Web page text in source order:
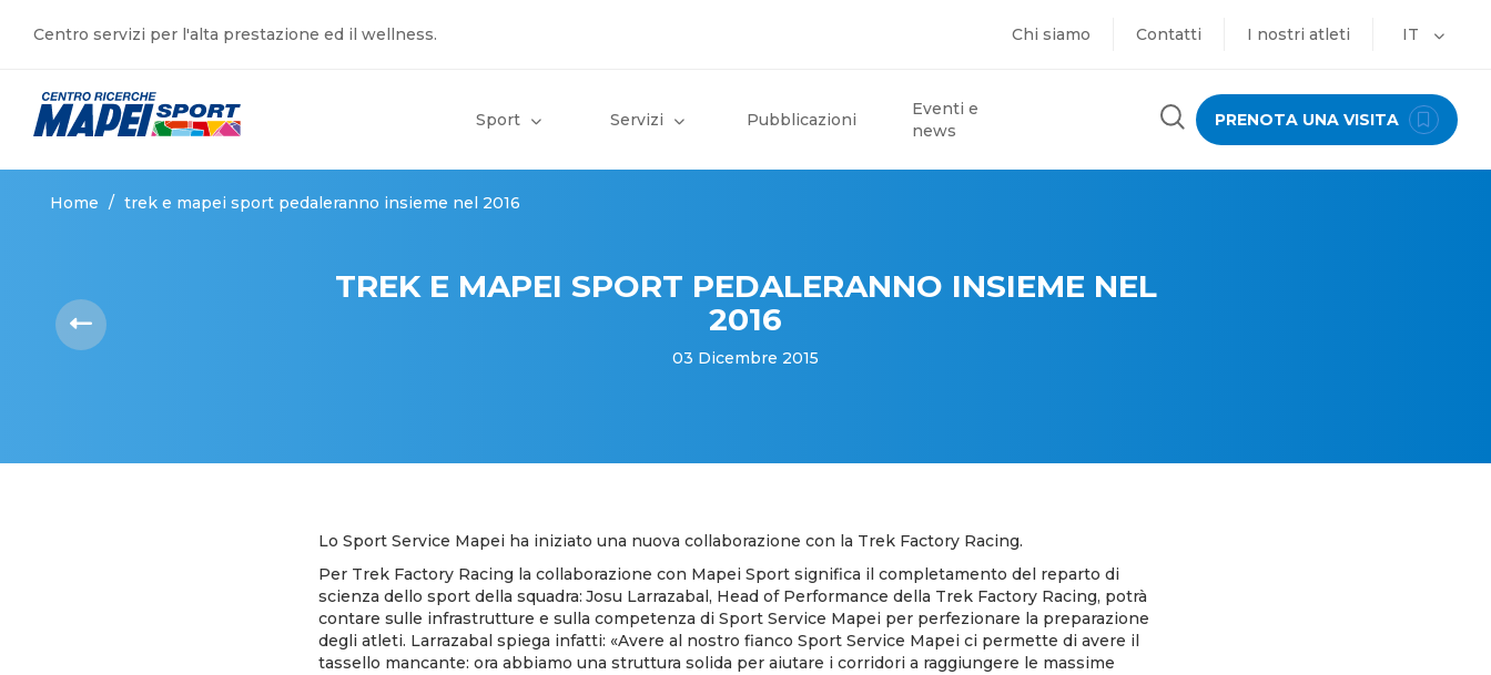
Centro servizi per l'alta prestazione ed il wellness. Chi siamo Contatti I nostri atleti IT
Sport Servizi Pubblicazioni
Eventi e
news
PRENOTA UNA VISITA
Home / trek e mapei sport pedaleranno insieme nel 2016
TREK E MAPEI SPORT PEDALERANNO INSIEME NEL
2016
03 Dicembre 2015
Lo Sport Service Mapei ha iniziato una nuova collaborazione con la Trek Factory Racing.
Per Trek Factory Racing la collaborazione con Mapei Sport significa il completamento del reparto di
scienza dello sport della squadra: Josu Larrazabal, Head of Performance della Trek Factory Racing, potrà
contare sulle infrastrutture e sulla competenza di Sport Service Mapei per perfezionare la preparazione
degli atleti. Larrazabal spiega infatti: «Avere al nostro fianco Sport Service Mapei ci permette di avere il
tassello mancante: ora abbiamo una struttura solida per aiutare i corridori a raggiungere le massime